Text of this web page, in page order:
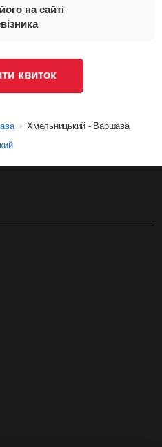
на сайті
квиток
Хмельницький - Варшава